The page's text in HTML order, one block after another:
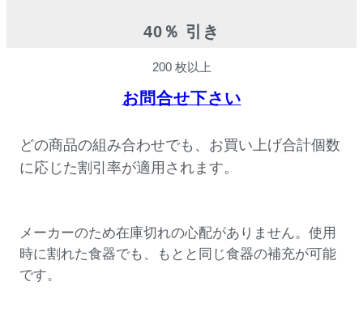
40％ 引き
200 枚以上
お問合せ下さい
どの商品の組み合わせでも、お買い上げ合計個数
に応じた割引率が適用されます。
メーカーのため在庫切れの心配がありません。使用
時に割れた食器でも、もとと同じ食器の補充が可能
です。